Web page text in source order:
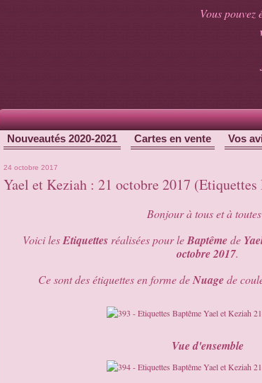
Vous pouvez
Nouveautés 2020-2021 Cartes en vente Vos
24 octobre 2017
Yael et Keziah : 21 octobre 2017 (Etiquettes
Bonjour à tous et à
Voici lesEtiquettes réalisées pour leBaptêmede
octobre 2017.
Ce sont des étiquettes en forme deNuagede
Vue d'ensemble